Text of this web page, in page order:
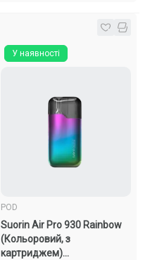
У наявності
POD
Suorin Air Pro 930 Rainbow
(Кольоровий, з
картриджем)